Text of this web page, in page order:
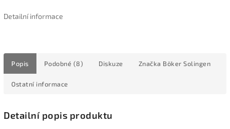
Detailní informace
Popis Podobné (8) Diskuze Značka Böker Solingen
Ostatní informace
Detailní popis produktu